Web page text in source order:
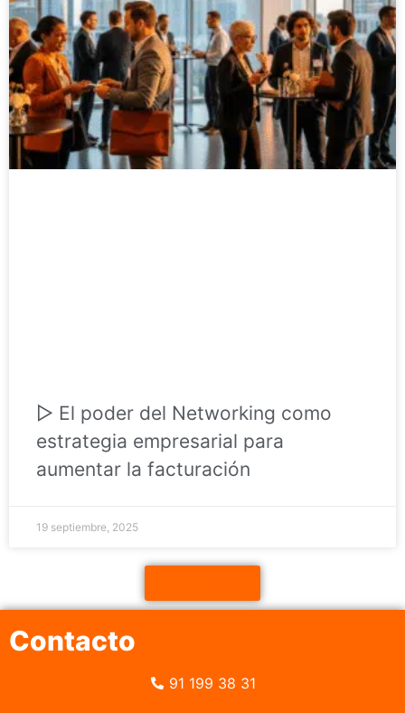
▷ El poder del Networking como
estrategia empresarial para
aumentar la facturación
19 septiembre, 2025
Contacto
91 199 38 31